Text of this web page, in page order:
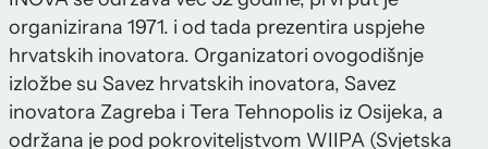
organizirana 1971. i od tada prezentira uspjehe
hrvatskih inovatora. Organizatori ovogodišnje
izložbe su Savez hrvatskih inovatora, Savez
inovatora Zagreba i Tera Tehnopolis iz Osijeka, a
održana je pod pokroviteljstvom WIIPA (Svjetska